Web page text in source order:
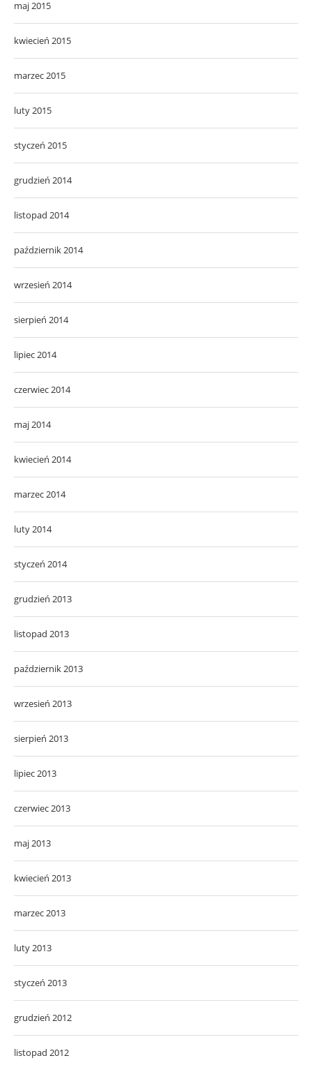
maj 2015
kwiecień 2015
marzec 2015
luty 2015
styczeń 2015
grudzień 2014
listopad 2014
październik 2014
wrzesień 2014
sierpień 2014
lipiec 2014
czerwiec 2014
maj 2014
kwiecień 2014
marzec 2014
luty 2014
styczeń 2014
grudzień 2013
listopad 2013
październik 2013
wrzesień 2013
sierpień 2013
lipiec 2013
czerwiec 2013
maj 2013
kwiecień 2013
marzec 2013
luty 2013
styczeń 2013
grudzień 2012
listopad 2012